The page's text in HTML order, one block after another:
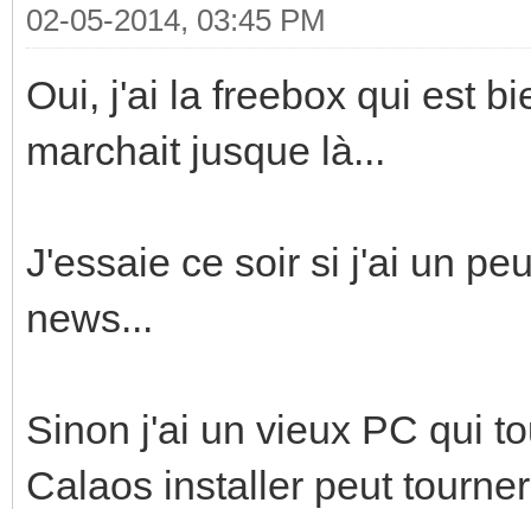
02-05-2014, 03:45 PM
Oui, j'ai la freebox qui est
marchait jusque là...
J'essaie ce soir si j'ai un
news...
Sinon j'ai un vieux PC qui
Calaos installer peut